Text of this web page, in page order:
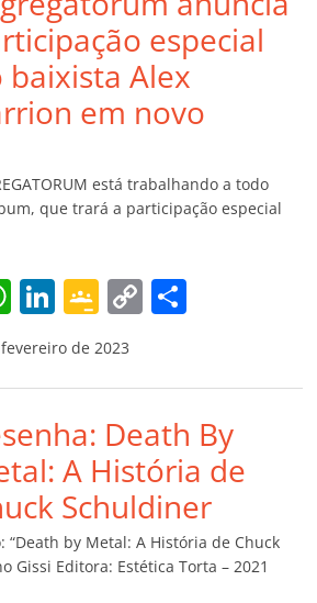
especial
baixista Alex
em novo
está trabalhando a todo
que trará a participação especial
W
at
s
A
p
p
Li
k
e
dI
n
G
o
o
gl
e
Cl
a
ss
ro
C
y
Li
n
k
p
ar
til
h
ar
de 2023
Death By
A História de
Schuldiner
“Death by Metal: A História de Chuck
Gissi Editora: Estética Torta – 2021